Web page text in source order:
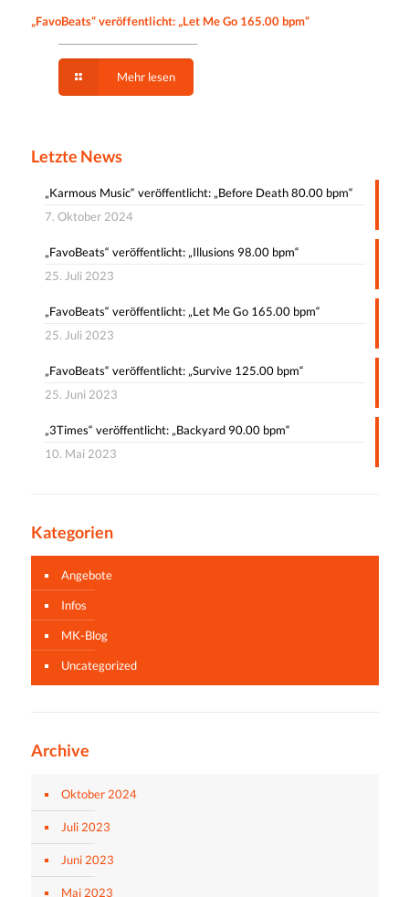
„FavoBeats“ veröffentlicht: „Let Me Go 165.00 bpm“
Mehr lesen
Letzte News
„Karmous Music“ veröffentlicht: „Before Death 80.00 bpm“
7. Oktober 2024
„FavoBeats“ veröffentlicht: „Illusions 98.00 bpm“
25. Juli 2023
„FavoBeats“ veröffentlicht: „Let Me Go 165.00 bpm“
25. Juli 2023
„FavoBeats“ veröffentlicht: „Survive 125.00 bpm“
25. Juni 2023
„3Times“ veröffentlicht: „Backyard 90.00 bpm“
10. Mai 2023
Kategorien
Angebote
Infos
MK-Blog
Uncategorized
Archive
Oktober 2024
Juli 2023
Juni 2023
Mai 2023